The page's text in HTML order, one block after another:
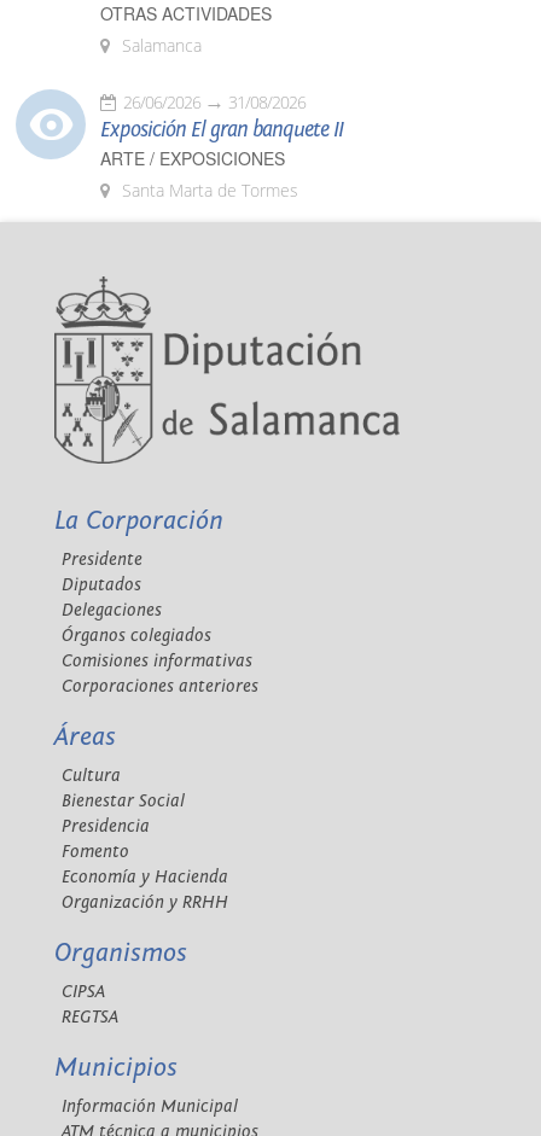
OTRAS ACTIVIDADES
Salamanca
26/06/2026 31/08/2026
Exposición El gran banquete II
ARTE / EXPOSICIONES
Santa Marta de Tormes
La Corporación
Presidente
Diputados
Delegaciones
Órganos colegiados
Comisiones informativas
Corporaciones anteriores
Áreas
Cultura
Bienestar Social
Presidencia
Fomento
Economía y Hacienda
Organización y RRHH
Organismos
CIPSA
REGTSA
Municipios
Información Municipal
ATM técnica a municipios